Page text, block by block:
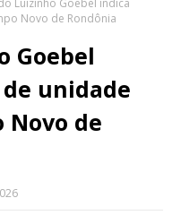
Luizinho Goebel indica
Novo de Rondônia
Goebel
unidade
Novo de